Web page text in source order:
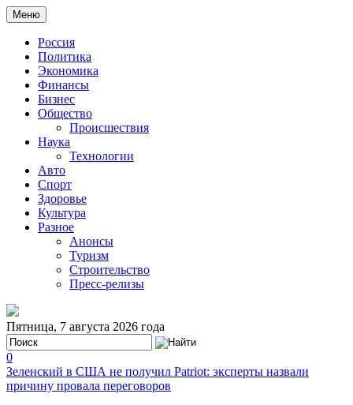
Меню
Россия
Политика
Экономика
Финансы
Бизнес
Общество
Происшествия
Наука
Технологии
Авто
Спорт
Здоровье
Культура
Разное
Анонсы
Туризм
Строительство
Пресс-релизы
Пятница, 7 августа 2026 года
0
Зеленский в США не получил Patriot: эксперты назвали
причину провала переговоров